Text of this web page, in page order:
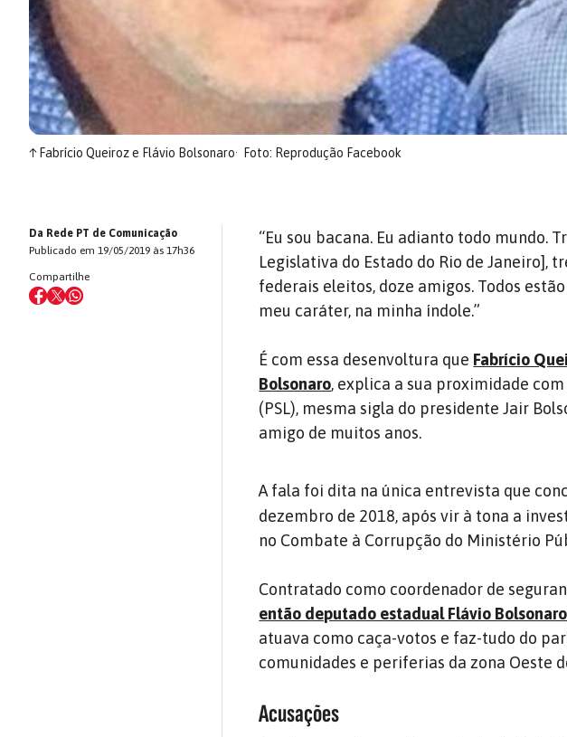
↑Fabrício Queiroz e Flávio Bolsonaro Foto: Reprodução Facebook
Da Rede PT de Comunicação
Publicado em 19/05/2019 às 17h36
Compartilhe
“Eu sou bacana. Eu adianto todo mundo.
Legislativa do Estado do Rio de Janeiro],
federais eleitos, doze amigos. Todos
meu caráter, na minha índole.”
É com essa desenvoltura que Fabrício
Bolsonaro, explica a sua proximidade
(PSL), mesma sigla do presidente Jair
amigo de muitos anos.
A fala foi dita na única entrevista que
dezembro de 2018, após vir à tona a
no Combate à Corrupção do Ministério
Contratado como coordenador de
então deputado estadual Flávio Bolsonaro
atuava como caça-votos e faz-tudo do
comunidades e periferias da zona Oeste
Acusações